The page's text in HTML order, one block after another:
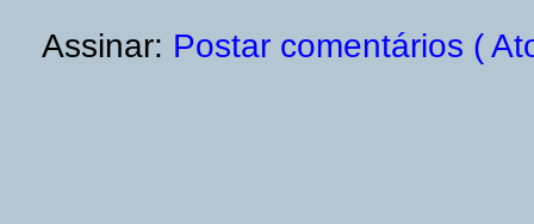
Assinar: Postar comentários (